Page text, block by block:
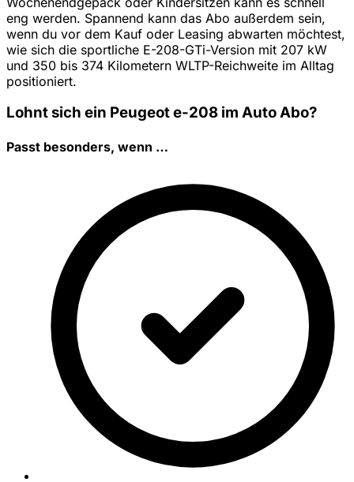
eng werden. Spannend kann das Abo außerdem sein,
wenn du vor dem Kauf oder Leasing abwarten möchtest,
wie sich die sportliche E-208-GTi-Version mit 207 kW
und 350 bis 374 Kilometern WLTP-Reichweite im Alltag
positioniert.
Lohnt sich ein Peugeot e-208 im Auto Abo?
Passt besonders, wenn …